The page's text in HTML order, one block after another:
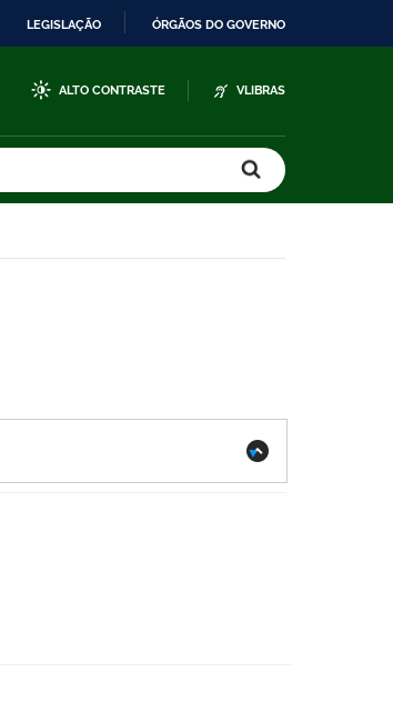
LEGISLAÇÃO ÓRGÃOS DO GOVERNO
ALTO CONTRASTE VLIBRAS